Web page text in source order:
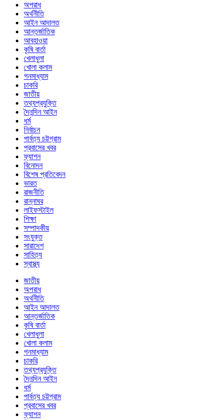
অপরাধ
অর্থনীতি
আইন আদালত
আন্তর্জাতিক
আবহাওয়া
কৃষি বার্তা
খেলাধুলা
খোলা কলাম
গনমাধ্যাম
চাকরি
জাতীয়
তথ্যপ্রযুক্তি
দৈনন্দিন আইন
ধর্ম
নির্বাচন
পার্বত্য চট্টগ্রাম
প্রবাসের খবর
ফ্যাশন
বিনোদন
বিশেষ প্রতিবেদন
ভারত
রাজনীতি
রান্নাঘর
লাইফস্টাইল
শিক্ষা
সম্পাদকীয়
সংযুক্ত
সারাদেশ
সাহিত্য
স্বাস্থ্য
জাতীয়
অপরাধ
অর্থনীতি
আইন আদালত
আন্তর্জাতিক
কৃষি বার্তা
খেলাধুলা
খোলা কলাম
গনমাধ্যাম
চাকরি
তথ্যপ্রযুক্তি
দৈনন্দিন আইন
ধর্ম
পার্বত্য চট্টগ্রাম
প্রবাসের খবর
ফ্যাশন